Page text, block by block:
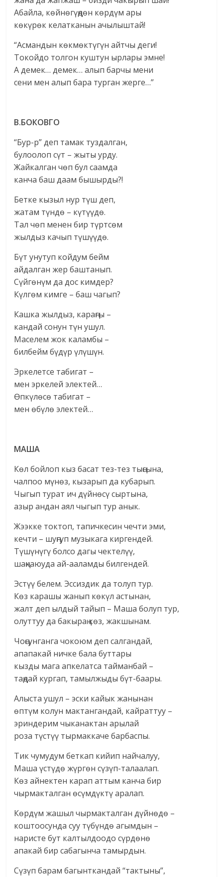
Абайла, көйнөгүңдөн көрдүм ары
көкүрөк келатканын ачылыштай!
“Асмандын көкмөктүгүн айтчы деги!
Токойдо толгон куштун ырлары эмне!
А демек… демек… алып барчы мени
сени мен алып бара турган жерге…”
В.БОКОВГО
“Бур-р” деп тамак туздалган,
булоолоп сүт – жыты урду.
Жайкалган чөп бул саамда
канча баш даам бышырды?!
Бетке кызыл нур түш деп,
жатам түндө – күтүүдө.
Тал чөп менен бир түртсөм
жылдыз качып түшүүдө.
Бүт унутуп койдум бейм
айдалган жер баштанып.
Сүйгөнүм да дос кимдер?
Күлгөм кимге – баш чагып?
Кашка жылдыз, караңгы –
кандай сонун түн ушул.
Маселем жок каламбы –
билбейм бүдүр үлүшүн.
Эркелетсе табигат –
мен эркелей электей…
Өпкүлөсө табигат –
мен өбүлө электей…
МАША
Көл бойлоп кыз басат тез-тез тыңсына,
чалпоо мүнөз, кызарып да кубарып.
Чыгып турат ич дүйнөсү сыртына,
азыр андан аял чыгып тур анык.
Жээкке токтоп, тапичкесин чечти эми,
кечти – шуңгуп музыкага киргендей.
Түшүнүгү болсо дагы чектелүү,
шаңкаюуда ай-ааламды билгендей.
Эстүү белем. Эссиздик да толуп тур.
Көз карашы жанып көкүл астынан,
жалт деп ылдый тайып – Маша болуп тур,
олуттуу да бакыраң көз, жакшынам.
Чоңсунганга чокоюм деп салгандай,
апапакай ничке бала буттары
кызды мага апкелатса тайманбай –
таңдай кургап, тамылжыды бүт-баары.
Алыста ушул – эски кайык жанынан
өптүм колун мактангандай, кайраттуу –
эриндерим чыканактан арылай
роза түстүү тырмаккаче барбаспы.
Тик чумудум беткап кийип найчалуу,
Маша үстүдө жүргөн сүзүп-талаалап.
Көз айнектен карап аттым канча бир
чырмакталган өсүмдүктү аралап.
Көрдүм жашыл чырмакталган дүйнөдө –
коштоосунда суу түбүндө агымдын –
наристе бут калтылдоодо сүрдөнө
апакай бир сабагынча тамырдын.
Сүзүп барам багынткандай “тактыны”,